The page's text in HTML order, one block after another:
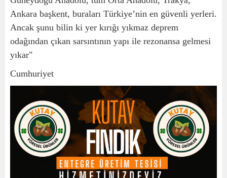
Ankara başkent, buraları Türkiye’nin en güvenli yerleri.
Ancak şunu bilin ki yer kırığı yıkmaz deprem
odağından çıkan sarsıntının yapı ile rezonansa gelmesi
yıkar"
Cumhuriyet